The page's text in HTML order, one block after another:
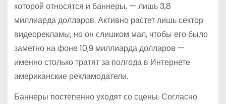
которой относятся и баннеры, — лишь 3,8
миллиарда долларов. Активно растет лишь сектор
видеорекламы, но он слишком мал, чтобы его было
заметно на фоне 10,9 миллиарда долларов —
именно столько тратят за полгода в Интернете
американские рекламодатели.
Баннеры постепенно уходят со сцены. Согласно